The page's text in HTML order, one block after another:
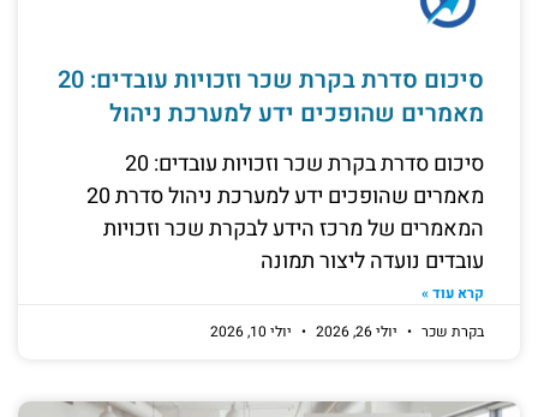
סיכום סדרת בקרת שכר וזכויות עובדים: 20
מאמרים שהופכים ידע למערכת ניהול
סיכום סדרת בקרת שכר וזכויות עובדים: 20
מאמרים שהופכים ידע למערכת ניהול סדרת 20
המאמרים של מרכז הידע לבקרת שכר וזכויות
עובדים נועדה ליצור תמונה
קרא עוד »
בקרת שכר
יולי 26, 2026 יולי 10, 2026